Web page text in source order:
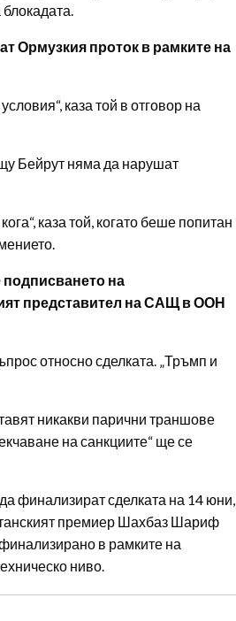
Ормузкия проток в рамките на
каза той в отговор на
Бейрут няма да нарушат
каза той, когато беше попитан
подписването на
представител на САЩ в ООН
относно сделката. „Тръмп и
никакви парични траншове
на санкциите“ ще се
финализират сделката на 14 юни,
премиер Шахбаз Шариф
в рамките на
ниво.